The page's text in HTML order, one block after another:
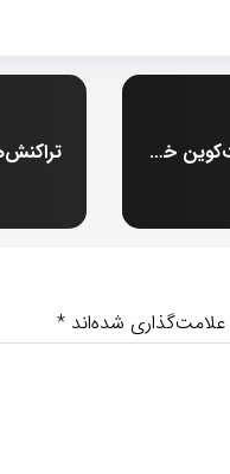
استراتژی موفق MicroStrategy: 555450 بیت‌کوین خریداری شده با سود 4.2 میلیارد دلار
شده‌اند *